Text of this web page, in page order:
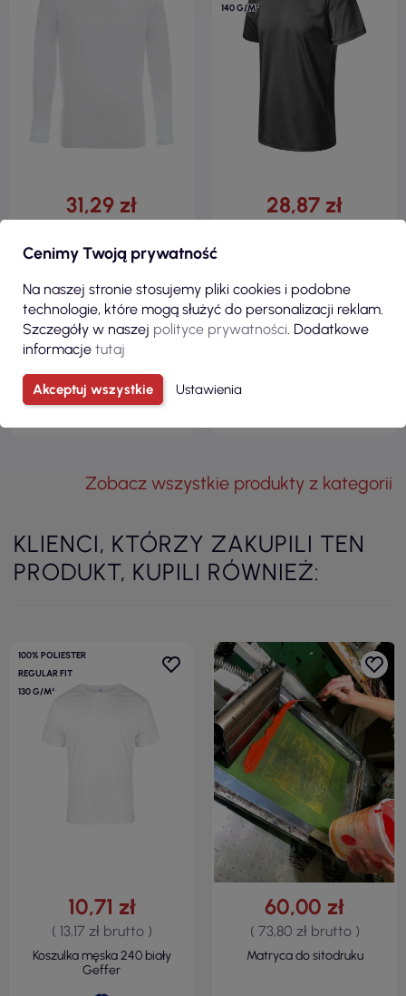
ZOBACZ
31,29 zł
Voyage koszulka męska biały
Promostars
140 G/M²
28,87 zł
Zobacz wszystkie produkty z kategorii
KLIENCI, KTÓRZY ZAKUPILI TEN
PRODUKT, KUPILI RÓWNIEŻ:
100% POLIESTER
REGULAR FIT
130 G/M²
10,71 zł
( 13,17 zł brutto )
Koszulka męska 240 biały
Geffer
60,00 zł
( 73,80 zł brutto )
Matryca do sitodruku
Cenimy Twoją prywatność
Na naszej stronie stosujemy pliki cookies i podobne
technologie, które mogą służyć do personalizacji reklam.
Szczegóły w naszej polityce prywatności. Dodatkowe
informacje tutaj
Akceptuj wszystkie Ustawienia